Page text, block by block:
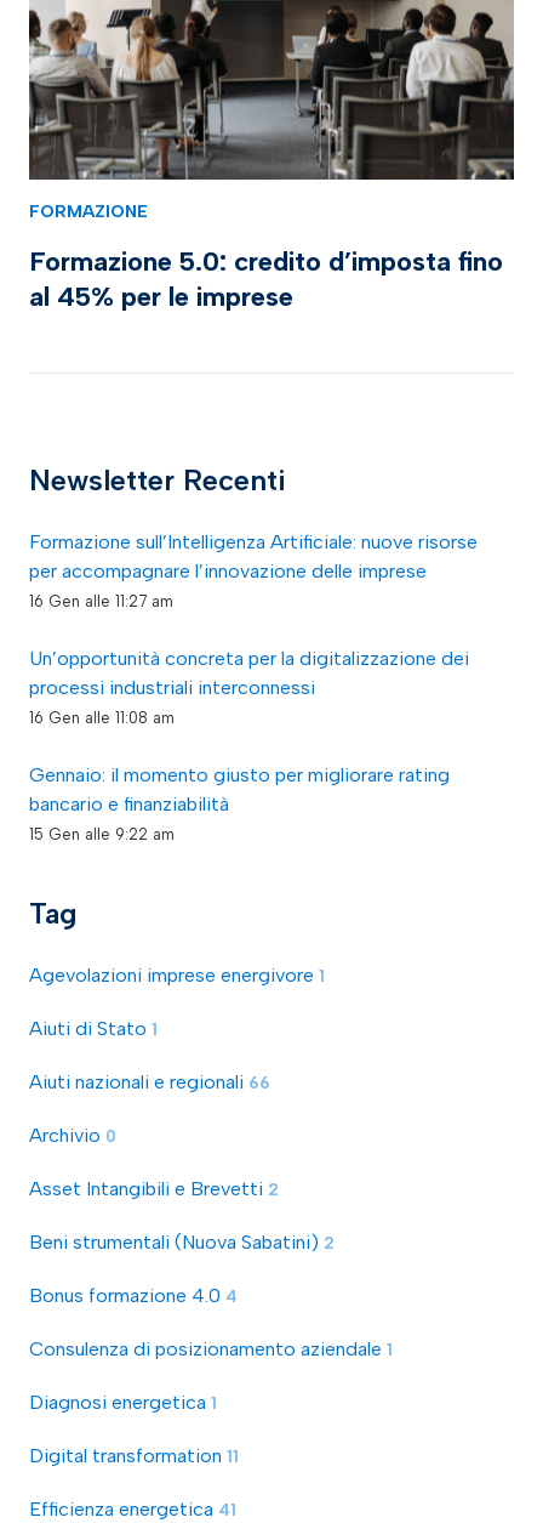
FORMAZIONE
Formazione 5.0: credito d’imposta fino
al 45% per le imprese
Newsletter Recenti
Formazione sull’Intelligenza Artificiale: nuove risorse
per accompagnare l’innovazione delle imprese
16 Gen alle 11:27 am
Un’opportunità concreta per la digitalizzazione dei
processi industriali interconnessi
16 Gen alle 11:08 am
Gennaio: il momento giusto per migliorare rating
bancario e finanziabilità
15 Gen alle 9:22 am
Tag
Agevolazioni imprese energivore 1
Aiuti di Stato 1
Aiuti nazionali e regionali 66
Archivio 0
Asset Intangibili e Brevetti 2
Beni strumentali (Nuova Sabatini) 2
Bonus formazione 4.0 4
Consulenza di posizionamento aziendale 1
Diagnosi energetica 1
Digital transformation 11
Efficienza energetica 41